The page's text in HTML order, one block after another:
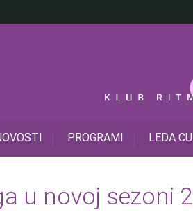
PROGRAMI LEDA
u novoj sezoni